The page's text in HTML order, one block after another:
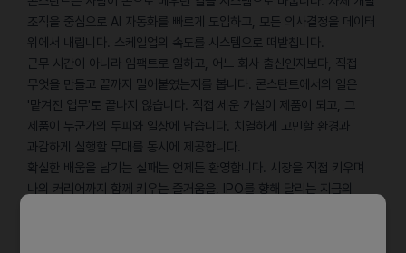
조직을 중심으로 AI 자동화를 빠르게 도입하고, 모든 의사결정을 데이터
위에서 내립니다. 스케일업의 속도를 시스템으로 떠받칩니다.
근무 시간이 아니라 임팩트로 일하고, 어느 회사 출신인지보다, 직접
무엇을 만들고 끝까지 밀어붙였는지를 봅니다. 콘스탄트에서의 일은
'맡겨진 업무'로 끝나지 않습니다. 직접 세운 가설이 제품이 되고, 그
제품이 누군가의 두피와 일상에 남습니다. 치열하게 고민할 환경과
과감하게 실행할 무대를 동시에 제공합니다.
확실한 배움을 남기는 실패는 언제든 환영합니다. 시장을 직접 키우며
나의 커리어까지 함께 키우는 즐거움을, IPO를 향해 달리는 지금의